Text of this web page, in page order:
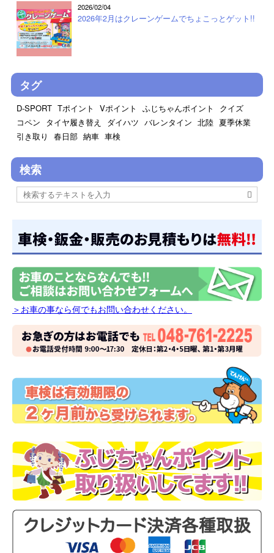
2026/02/04
2026年2月はクレーンゲームでちょこっとゲット!!
タグ
D-SPORT Tポイント Vポイント ふじちゃんポイント
クイズ
コペン タイヤ履き替え ダイハツ バレンタイン 北陸 夏季休業
引き取り
春日部 納車 車検
検索
＞お車の事なら何でもお問い合わせください。